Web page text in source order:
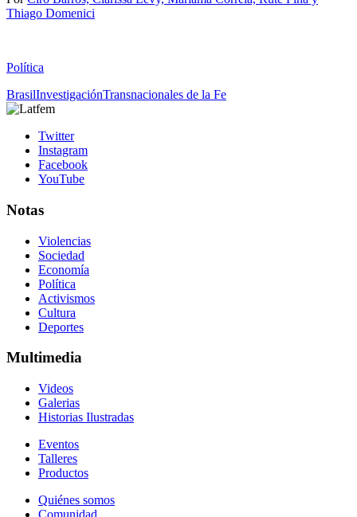
Thiago Domenici
Política
BrasilInvestigaciónTransnacionales de la Fe
Twitter
Instagram
Facebook
YouTube
Notas
Violencias
Sociedad
Economía
Política
Activismos
Cultura
Deportes
Multimedia
Videos
Galerias
Historias Ilustradas
Eventos
Talleres
Productos
Quiénes somos